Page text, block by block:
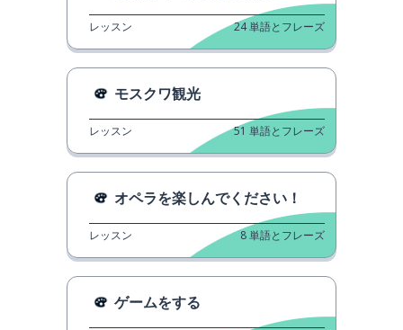
レッスン 24単語とフレーズ
モスクワ観光
レッスン 51 単語とフレーズ
オペラを楽しんでください！
レッスン 8単語とフレーズ
ゲームをする